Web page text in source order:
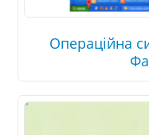
Операційна